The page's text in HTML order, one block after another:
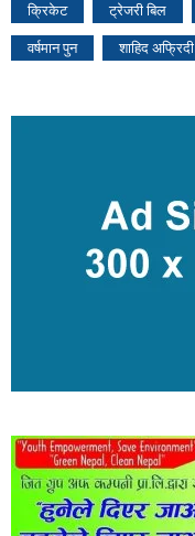
क्रिकेट ट्रेजरी बिल
वर्षमान पुन शाहिद अफ्रिदी